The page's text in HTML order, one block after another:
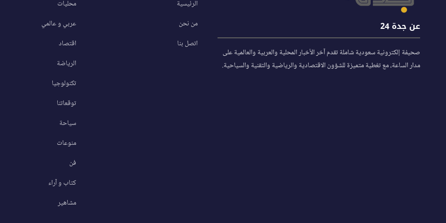
عن جدة 24
صحيفة إلكترونية سعودية شاملة تقدم آخر الأخبار المحلية والعربية والعالمية على
مدار الساعة، مع تغطية متميزة للشؤون الاقتصادية والرياضية والتقنية والسياحية.
الرئيسية
من نحن
اتصل بنا
محليات
عربي و عالمي
اقتصاد
الرياضة
تكنولوجيا
توقعاتنا
سياحة
منوعات
فن
كتاب و آراء
مشاهير